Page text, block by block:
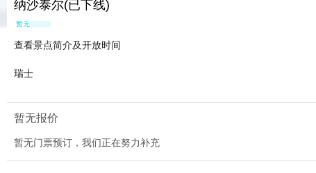
纳沙泰尔(已下线)
暂无点评
查看景点简介及开放时间
瑞士
暂无报价
暂无门票预订，我们正在努力补充